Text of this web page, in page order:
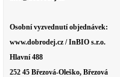
Osobní vyzvednutí objednávek:
www.dobrodej.cz / InBIO s.r.o.
Hlavní 488
252 45 Březová-Oleško, Březová